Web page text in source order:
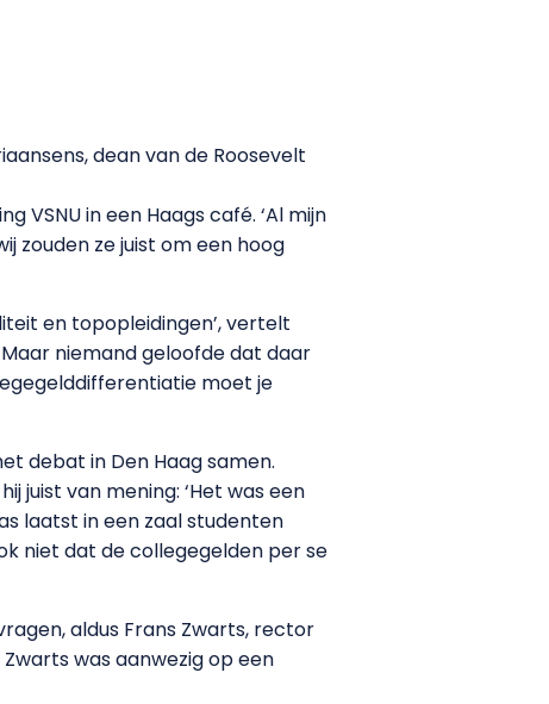
dean van de Roosevelt
VSNU in een Haags café. ‘Al mijn
zouden ze juist om een hoog
en topopleidingen’, vertelt
niemand geloofde dat daar
moet je
debat in Den Haag samen.
juist van mening: ‘Het was een
laatst in een zaal studenten
niet dat de collegegelden per se
aldus Frans Zwarts, rector
was aanwezig op een